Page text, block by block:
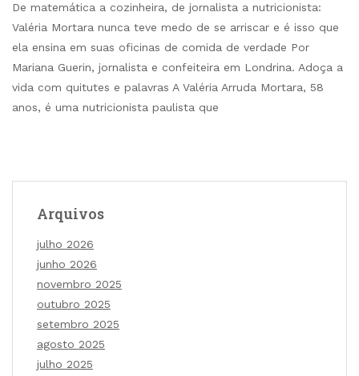
De matemática a cozinheira, de jornalista a nutricionista:
Valéria Mortara nunca teve medo de se arriscar e é isso que
ela ensina em suas oficinas de comida de verdade Por
Mariana Guerin, jornalista e confeiteira em Londrina. Adoça a
vida com quitutes e palavras A Valéria Arruda Mortara, 58
anos, é uma nutricionista paulista que
Arquivos
julho 2026
junho 2026
novembro 2025
outubro 2025
setembro 2025
agosto 2025
julho 2025